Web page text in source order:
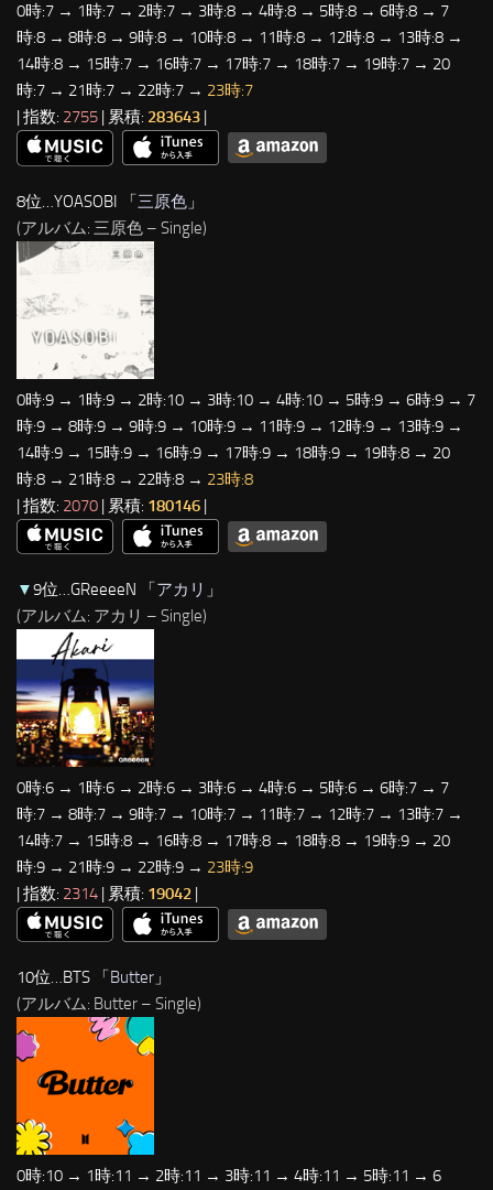
0時:7 → 1時:7 → 2時:7 → 3時:8 → 4時:8 → 5時:8 → 6時:8 → 7
時:8 → 8時:8 → 9時:8 → 10時:8 → 11時:8 → 12時:8 → 13時:8 →
14時:8 → 15時:7 → 16時:7 → 17時:7 → 18時:7 → 19時:7 → 20
時:7 → 21時:7 → 22時:7 → 23時:7
| 指数: 2755 | 累積: 283643
8位…YOASOBI 「三原色 」
(アルバム: 三原色 – Single)
0時:9 → 1時:9 → 2時:10 → 3時:10 → 4時:10 → 5時:9 → 6時:9 → 7
時:9 → 8時:9 → 9時:9 → 10時:9 → 11時:9 → 12時:9 → 13時:9 →
14時:9 → 15時:9 → 16時:9 → 17時:9 → 18時:9 → 19時:8 → 20
時:8 → 21時:8 → 22時:8 → 23時:8
| 指数: 2070 | 累積: 180146 |
▼9位…GReeeeN 「アカリ 」
(アルバム: アカリ – Single)
0時:6 → 1時:6 → 2時:6 → 3時:6 → 4時:6 → 5時:6 → 6時:7 → 7
時:7 → 8時:7 → 9時:7 → 10時:7 → 11時:7 → 12時:7 → 13時:7 →
14時:7 → 15時:8 → 16時:8 → 17時:8 → 18時:8 → 19時:9 → 20
時:9 → 21時:9 → 22時:9 → 23時:9
| 指数: 2314 | 累積: 19042 |
10位…BTS 「Butter 」
(アルバム: Butter – Single)
0時:10 → 1時:11 → 2時:11 → 3時:11 → 4時:11 → 5時:11 → 6